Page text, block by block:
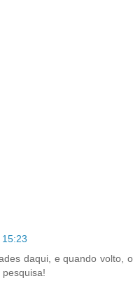
daqui, e quando volto, o